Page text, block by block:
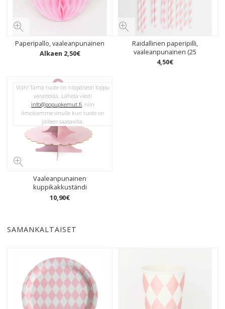
Paperipallo, vaaleanpunainen
Alkaen 2,50€
Raidallinen paperipilli,
vaaleanpunainen (25
4,50€
Vaaleanpunainen
kuppikakkuständi
10,90€
Voih! Tämä tuote on tilapäisesti loppu
varastosta. Lähetä viesti
info@popupkemut.fi, niin
ilmoitamme sinulle kun tuote on
jälleen saatavilla.
SAMANKALTAISET